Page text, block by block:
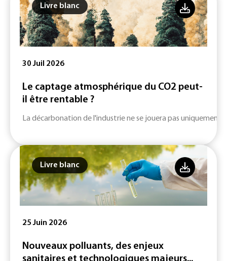
Livre blanc
30 Juil 2026
Le captage atmosphérique du CO2 peut-
il être rentable ?
La décarbonation de l'industrie ne se jouera pas uniquement
Livre blanc
25 Juin 2026
Nouveaux polluants, des enjeux